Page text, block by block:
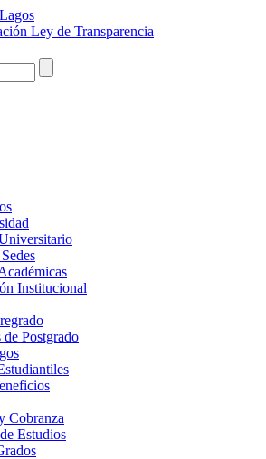
Ley de Transparencia
Institucional
de Postgrado
Cobranza
Estudios